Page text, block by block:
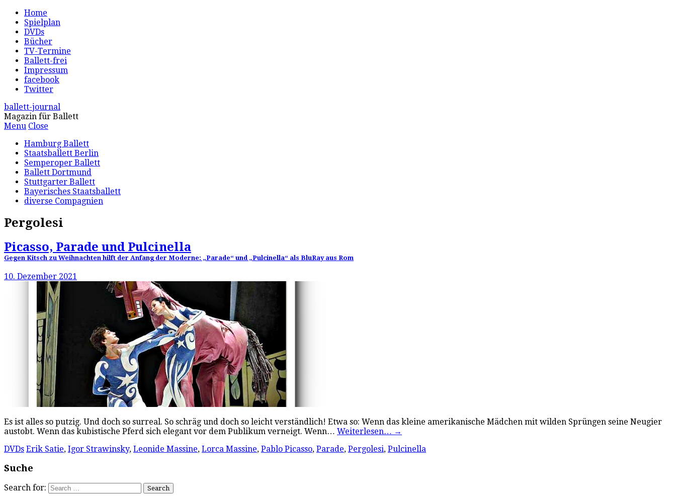
Home
Spielplan
DVDs
Bücher
TV-Termine
Ballett-frei
Impressum
facebook
Twitter
ballett-journal
Magazin für Ballett
Menu Close
Hamburg Ballett
Staatsballett Berlin
Semperoper Ballett
Ballett Dortmund
Stuttgarter Ballett
Bayerisches Staatsballett
diverse Compagnien
Pergolesi
Picasso, Parade und Pulcinella
Gegen Kitsch zu Weihnachten hilft der Anfang der Moderne: „Parade“ und „Pulcinella“ als BluRay aus Rom
10. Dezember 2021
Es ist alles so putzig. Und doch so surreal. So schräg und doch so leicht verständlich! Etwa so: Wenn das kleine amerikanische Mädchen mit wilden Sprüngen seine Neugier
austobt. Wenn das kubistische Pferd sich elegant vor dem Publikum verneigt. Wenn… Weiterlesen… →
DVDs Erik Satie, Igor Strawinsky, Leonide Massine, Lorca Massine, Pablo Picasso, Parade, Pergolesi, Pulcinella
Suche
Search for: